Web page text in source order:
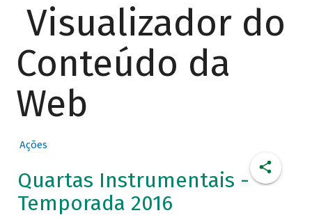
Visualizador do
Conteúdo da
Web
Ações
Quartas Instrumentais -
Temporada 2016